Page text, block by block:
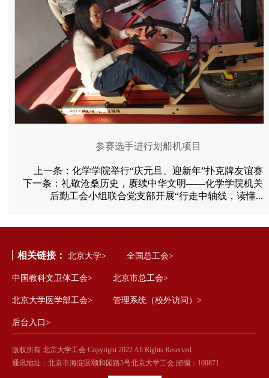
参赛选手进行划船机项目
上一条： 化学学院举行“庆元旦、迎新年”扑克牌友谊赛
下一条： 礼敬沧桑历史，赓续中华文明——化学学院机关
后勤工会小组联合党支部开展“行走中轴线，读懂...
相关链接： 北京大学> 全国总工会>
中国教科文卫体工会> 北京市总工会>
北京大学医学部工会> 管理系统（校外访问）>
后台入口>
版权所有 北京大学工会 Copyright 2022 All Rights Reserved
通讯地址：北京市海淀区颐和园路5号北京大学工会 邮编：100871